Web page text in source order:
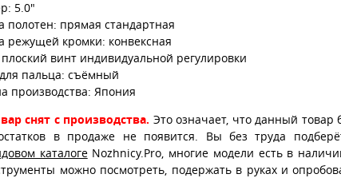
5.0"
полотен: прямая стандартная
режущей кромки: конвексная
винт индивидуальной регулировки
пальца: съёмный
производства: Япония
снят с производства. Это означает, что данный
остатков в продаже не появится. Вы без труда
каталогеNozhnicy.Pro, многие модели есть в
можно посмотреть, подержать в руках и